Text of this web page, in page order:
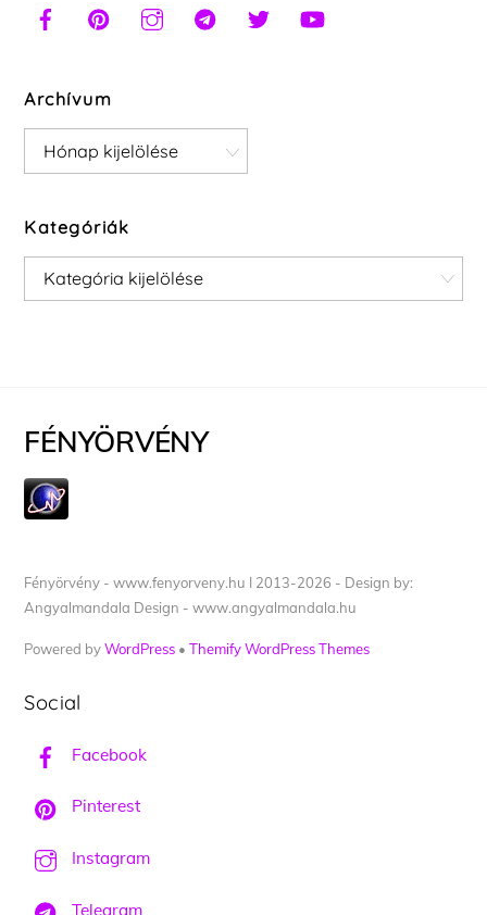
Archívum
Archívum
Kategóriák
Kategóriák
FÉNYÖRVÉNY
Fényörvény - www.fenyorveny.hu I 2013-2026 - Design by:
Angyalmandala Design - www.angyalmandala.hu
Powered byWordPress •Themify WordPress Themes
Social
Facebook
Pinterest
Instagram
Telegram